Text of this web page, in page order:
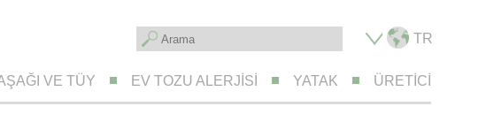
TR
VE TÜY EV TOZU ALERJISI YATAK ÜRETICI